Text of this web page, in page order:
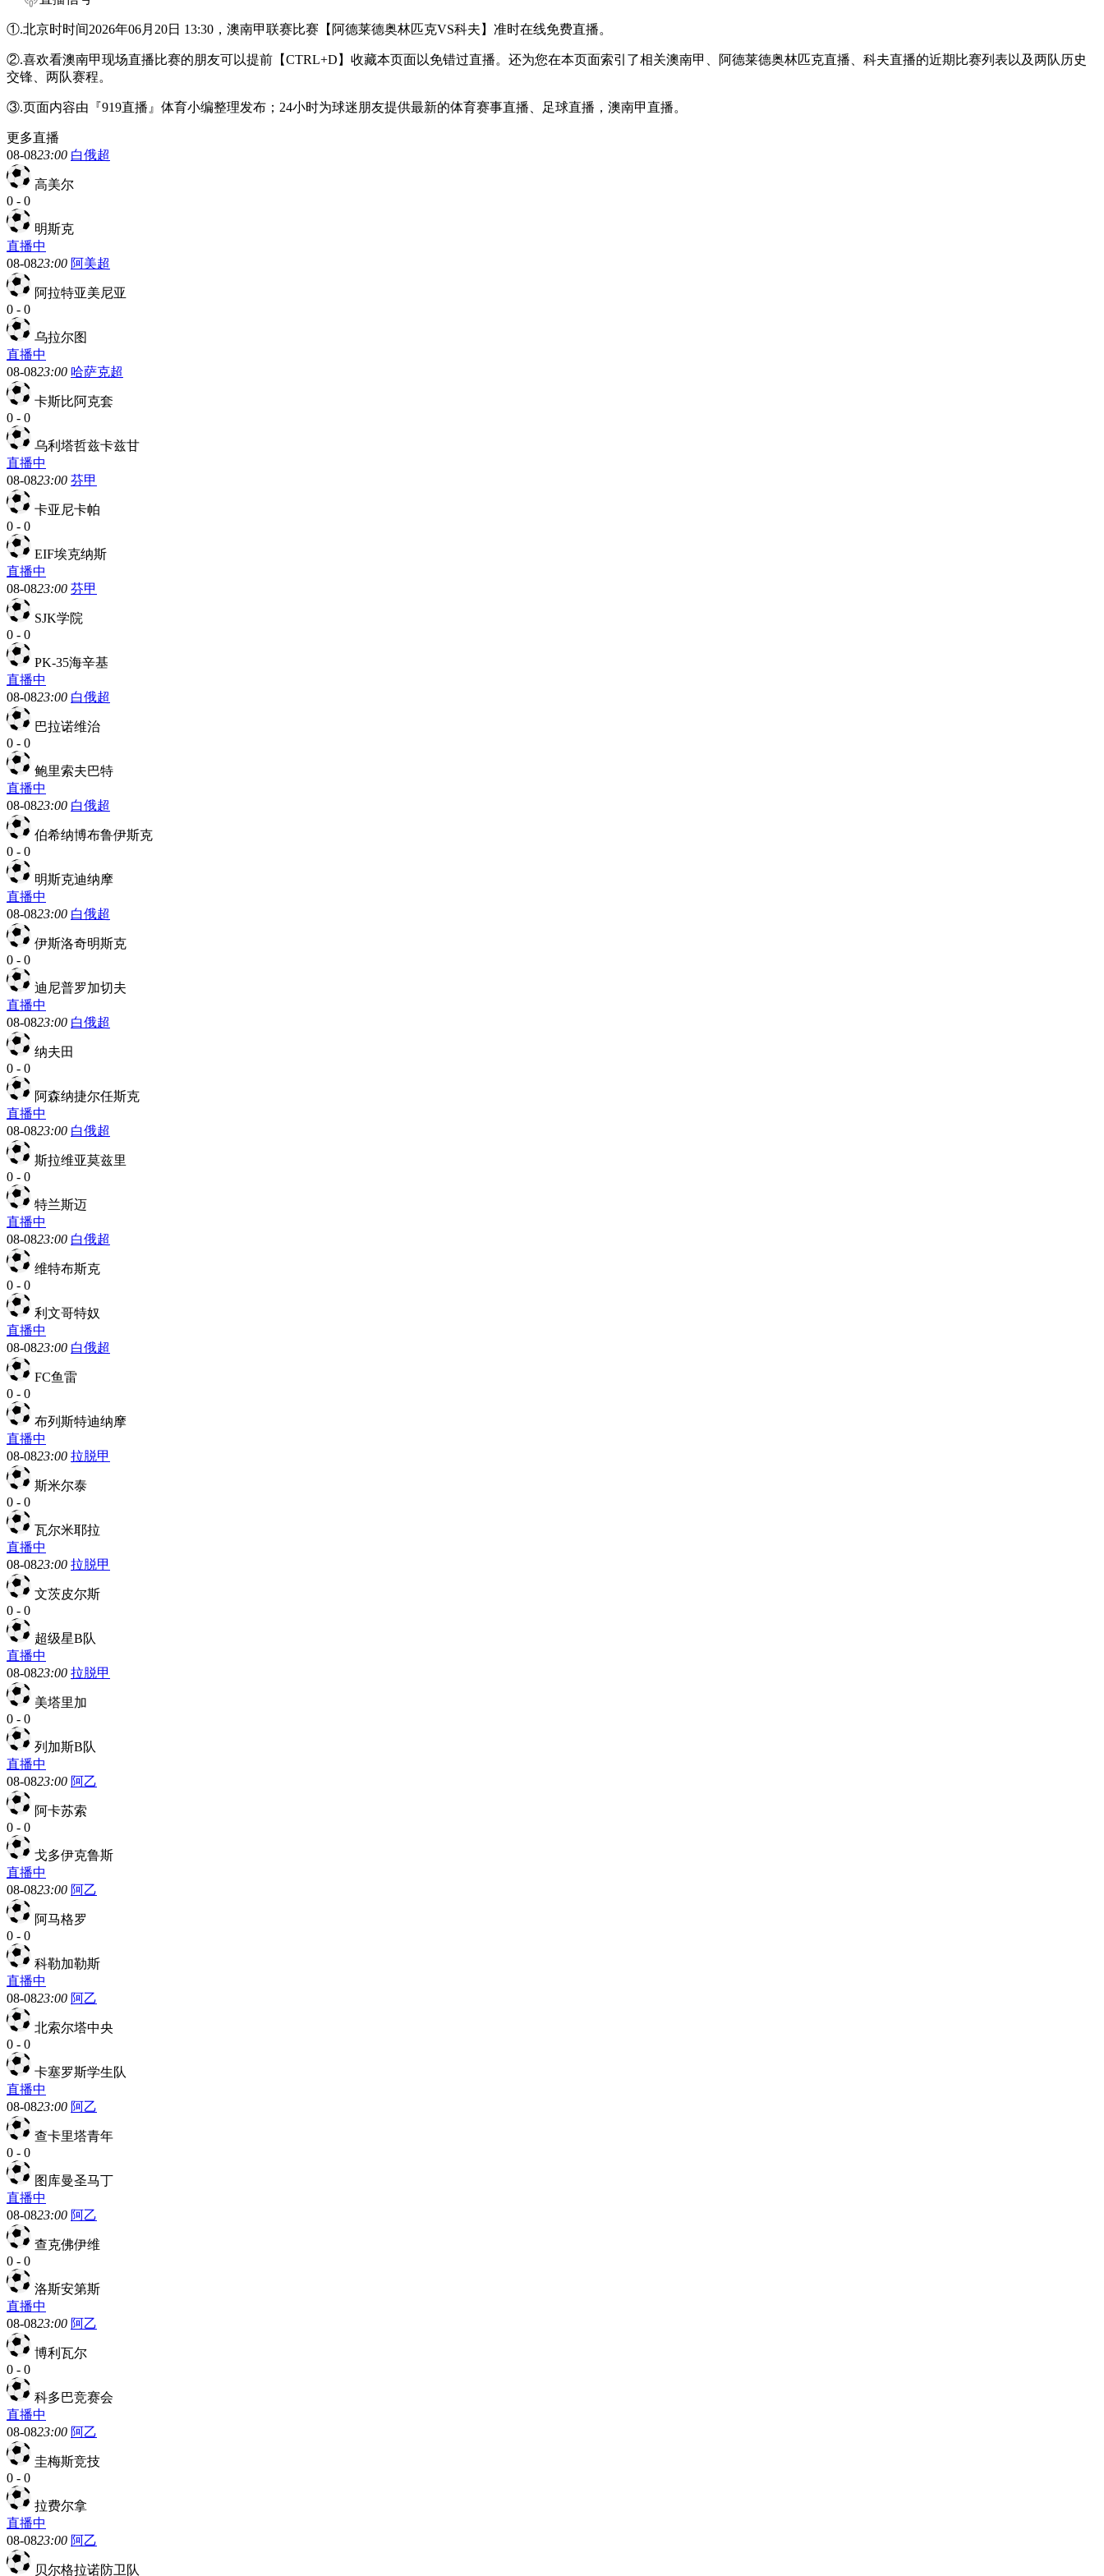
①.北京时时间2026年06月20日 13:30，澳南甲联赛比赛【阿德莱德奥林匹克VS科夫】准时在线免费直播。
②.喜欢看澳南甲现场直播比赛的朋友可以提前【CTRL+D】收藏本页面以免错过直播。还为您在本页面索引了相关澳南甲、阿德莱德奥林匹克直播、科夫直播的近期比赛列表以及两队历史
交锋、两队赛程。
③.页面内容由『919直播』体育小编整理发布；24小时为球迷朋友提供最新的体育赛事直播、足球直播，澳南甲直播。
更多直播
08-0823:00 白俄超
高美尔
0 - 0
明斯克
直播中
08-0823:00 阿美超
阿拉特亚美尼亚
0 - 0
乌拉尔图
直播中
08-0823:00 哈萨克超
卡斯比阿克套
0 - 0
乌利塔哲兹卡兹甘
直播中
08-0823:00 芬甲
卡亚尼卡帕
0 - 0
EIF埃克纳斯
直播中
08-0823:00 芬甲
SJK学院
0 - 0
PK-35海辛基
直播中
08-0823:00 白俄超
巴拉诺维治
0 - 0
鲍里索夫巴特
直播中
08-0823:00 白俄超
伯希纳博布鲁伊斯克
0 - 0
明斯克迪纳摩
直播中
08-0823:00 白俄超
伊斯洛奇明斯克
0 - 0
迪尼普罗加切夫
直播中
08-0823:00 白俄超
纳夫田
0 - 0
阿森纳捷尔任斯克
直播中
08-0823:00 白俄超
斯拉维亚莫兹里
0 - 0
特兰斯迈
直播中
08-0823:00 白俄超
维特布斯克
0 - 0
利文哥特奴
直播中
08-0823:00 白俄超
FC鱼雷
0 - 0
布列斯特迪纳摩
直播中
08-0823:00 拉脱甲
斯米尔泰
0 - 0
瓦尔米耶拉
直播中
08-0823:00 拉脱甲
文茨皮尔斯
0 - 0
超级星B队
直播中
08-0823:00 拉脱甲
美塔里加
0 - 0
列加斯B队
直播中
08-0823:00 阿乙
阿卡苏索
0 - 0
戈多伊克鲁斯
直播中
08-0823:00 阿乙
阿马格罗
0 - 0
科勒加勒斯
直播中
08-0823:00 阿乙
北索尔塔中央
0 - 0
卡塞罗斯学生队
直播中
08-0823:00 阿乙
查卡里塔青年
0 - 0
图库曼圣马丁
直播中
08-0823:00 阿乙
查克佛伊维
0 - 0
洛斯安第斯
直播中
08-0823:00 阿乙
博利瓦尔
0 - 0
科多巴竞赛会
直播中
08-0823:00 阿乙
圭梅斯竞技
0 - 0
拉费尔拿
直播中
08-0823:00 阿乙
贝尔格拉诺防卫队